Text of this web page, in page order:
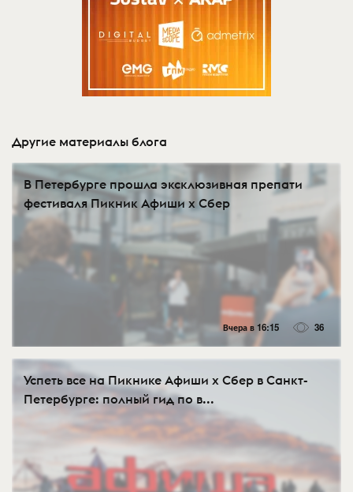
Другие материалы блога
В Петербурге прошла эксклюзивная препати
фестиваля Пикник Афиши х Сбер
Вчера в 16:15 36
Успеть все на Пикнике Афиши x Сбер в Санкт-
Петербурге: полный гид по в...